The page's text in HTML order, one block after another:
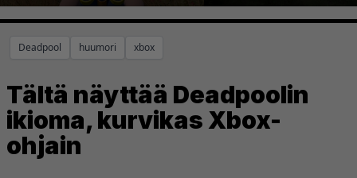
Deadpool huumori xbox
Tältä näyttää Deadpoolin
ikioma, kurvikas Xbox-
ohjain